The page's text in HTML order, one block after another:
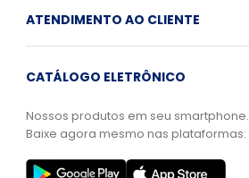
ATENDIMENTO AO CLIENTE
CATÁLOGO ELETRÔNICO
Nossos produtos em seu smartphone.
Baixe agora mesmo nas plataformas: